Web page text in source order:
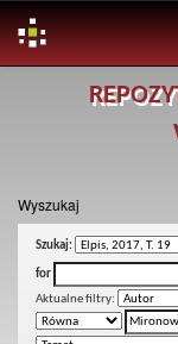
Wyszukaj
Szukaj:
for
Aktualne filtry: